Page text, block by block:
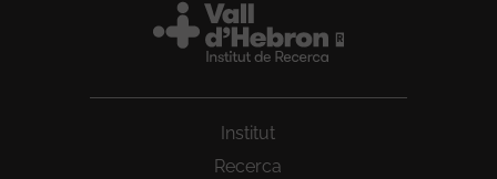
Institut
Recerca